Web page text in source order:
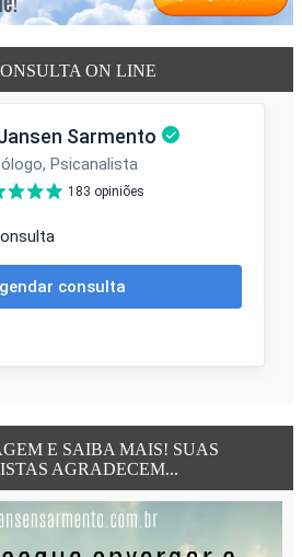
ON LINE
E SAIBA MAIS! SUAS
AGRADECEM...